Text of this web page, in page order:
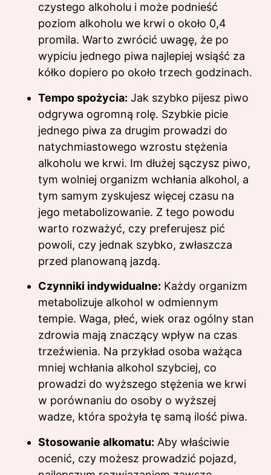
czystego alkoholu i może podnieść
poziom alkoholu we krwi o około 0,4
promila. Warto zwrócić uwagę, że po
wypiciu jednego piwa najlepiej wsiąść za
kółko dopiero po około trzech godzinach.
Tempo spożycia: Jak szybko pijesz piwo
odgrywa ogromną rolę. Szybkie picie
jednego piwa za drugim prowadzi do
natychmiastowego wzrostu stężenia
alkoholu we krwi. Im dłużej sączysz piwo,
tym wolniej organizm wchłania alkohol, a
tym samym zyskujesz więcej czasu na
jego metabolizowanie. Z tego powodu
warto rozważyć, czy preferujesz pić
powoli, czy jednak szybko, zwłaszcza
przed planowaną jazdą.
Czynniki indywidualne: Każdy organizm
metabolizuje alkohol w odmiennym
tempie. Waga, płeć, wiek oraz ogólny stan
zdrowia mają znaczący wpływ na czas
trzeźwienia. Na przykład osoba ważąca
mniej wchłania alkohol szybciej, co
prowadzi do wyższego stężenia we krwi
w porównaniu do osoby o wyższej
wadze, która spożyła tę samą ilość piwa.
Stosowanie alkomatu: Aby właściwie
ocenić, czy możesz prowadzić pojazd,